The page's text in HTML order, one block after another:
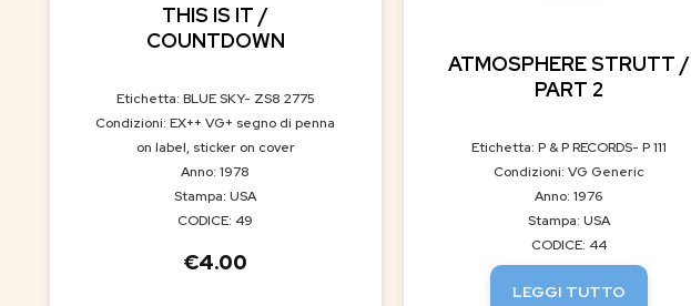
THIS IS IT /
COUNTDOWN
Etichetta: BLUE SKY- ZS8 2775
Condizioni: EX++ VG+ segno di penna
on label, sticker on cover
Anno: 1978
Stampa: USA
CODICE: 49
€4.00
ATMOSPHERE STRUTT /
PART 2
Etichetta: P & P RECORDS- P 111
Condizioni: VG Generic
Anno: 1976
Stampa: USA
CODICE: 44
LEGGI TUTTO